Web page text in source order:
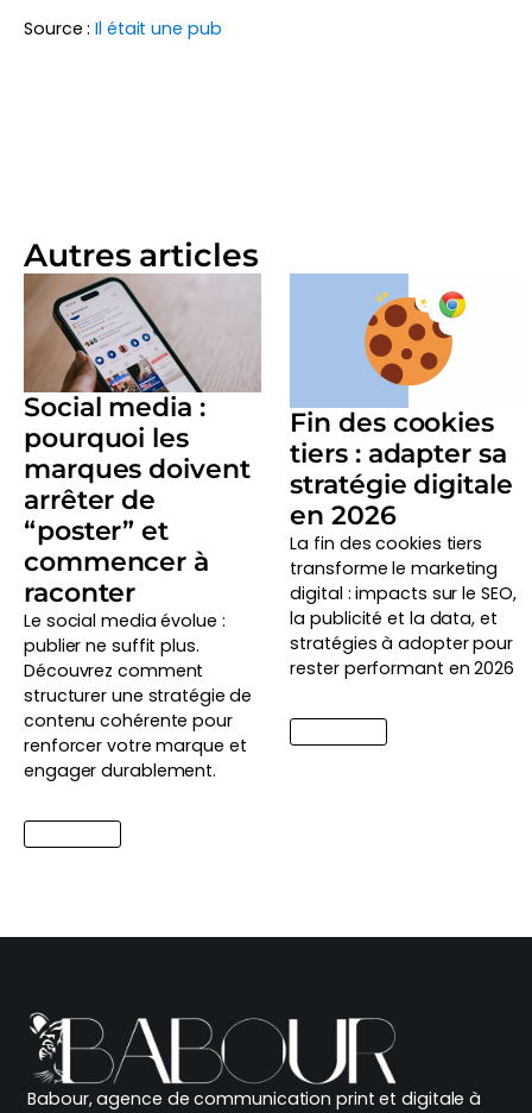
Source :Il était une pub
Autres articles
Social media :
pourquoi les
marques doivent
arrêter de
“poster” et
commencer à
raconter
Le social media évolue :
publier ne suffit plus.
Découvrez comment
structurer une stratégie de
contenu cohérente pour
renforcer votre marque et
engager durablement.
Fin des cookies
tiers : adapter sa
stratégie digitale
en 2026
La fin des cookies tiers
transforme le marketing
digital : impacts sur le SEO,
la publicité et la data, et
stratégies à adopter pour
rester performant en 2026
Babour, agence de communication print et digitale à